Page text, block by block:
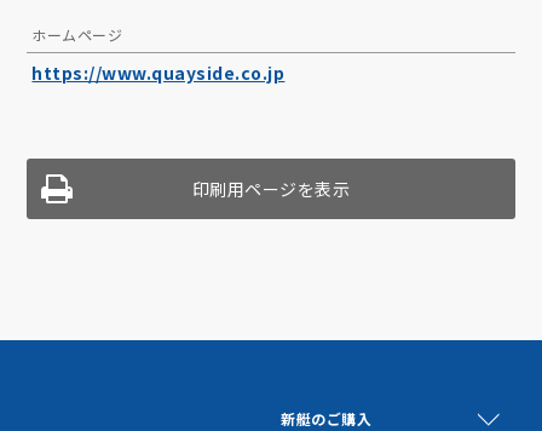
ホームページ
https://www.quayside.co.jp
印刷用ページを表示
新艇のご購入